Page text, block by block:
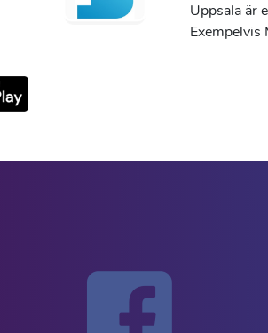
Uppsala är
Exempelvis